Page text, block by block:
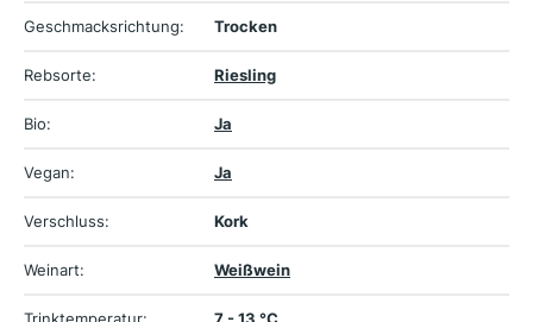
Geschmacksrichtung: Trocken
Rebsorte: Riesling
Bio: Ja
Vegan: Ja
Verschluss: Kork
Weinart: Weißwein
Trinktemperatur: 7 - 13 °C